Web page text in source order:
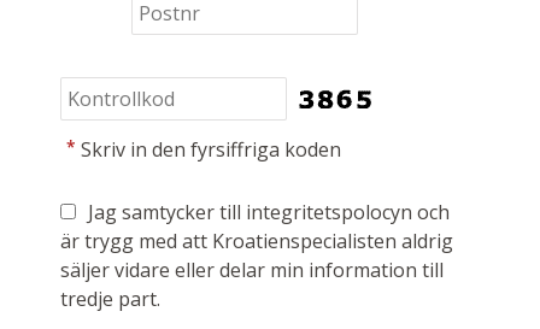
* Skriv in den fyrsiffriga koden
Jag samtycker till integritetspolocyn och
är trygg med att Kroatienspecialisten aldrig
säljer vidare eller delar min information till
tredje part.